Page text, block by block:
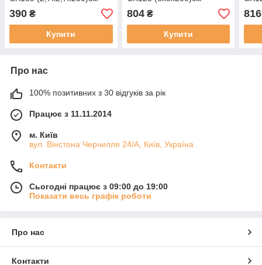
390 ₴
Купити
804₴
Купити
816
Про нас
100% позитивних з 30 відгуків за рік
Працює з 11.11.2014
м. Київ
вул. Вінстона Черчилля 24/А, Київ, Україна
Контакти
Сьогодні працює з 09:00 до 19:00
Показати весь графік роботи
Про нас
Контакти